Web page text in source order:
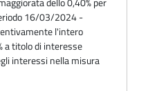
16/03/2024 -
l'intero
a titolo di interesse
interessi nella misura